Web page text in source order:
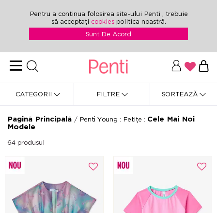
Pentru a continua folosirea site-ului Penti , trebuie
să acceptați cookies politica noastră.
Sunt De Acord
CATEGORII FILTRE SORTEAZĂ
Pagină Principală / Penti̇ Young : Fetițe : Cele Mai Noi
Modele
64 produsul